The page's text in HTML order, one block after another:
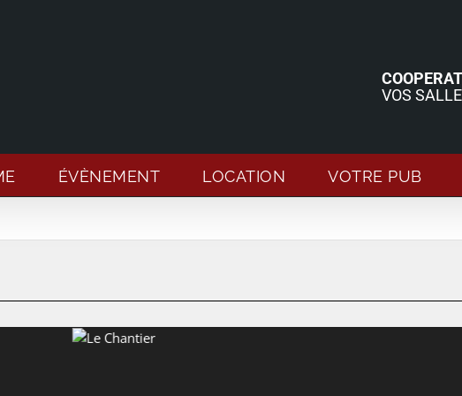
VOS
ÉVÈNEMENT LOCATION VOTRE PUB